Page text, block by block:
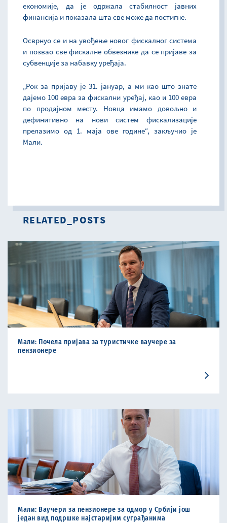
економије, да је одржала стабилност јавних
финансија и показала шта све може да постигне.
Осврнуо се и на увођење новог фискалног система
и позвао све фискалне обвезнике да се пријаве за
субвенције за набавку уређаја.
„Рок за пријаву је 31. јануар, а ми као што знате
дајемо 100 евра за фискални уређај, као и 100 евра
по продајном месту. Новца имамо довољно и
дефинитивно на нови систем фискализације
прелазимо од 1. маја ове године“, закључио је
Мали.
RELATED_POSTS
Мали: Почела пријава за туристичке ваучере за
пензиoнере
Мали: Ваучери за пензионере за одмор у Србији још
један вид подршке најстаријим суграђанима